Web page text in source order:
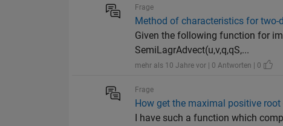
Frage
Method of characteristics for
Given the following function for
SemiLagrAdvect(u,v,q,qS,...
mehr als 10 Jahre vor | 0 Antworten | 0
Frage
How get the maximal positive
I have such a function which